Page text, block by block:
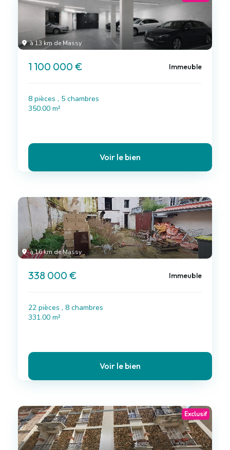
à 13 km de Massy
1 100 000 € Immeuble
8 pièces , 5 chambres
350.00 m²
Voir le bien
à 16 km de Massy
338 000 € Immeuble
22 pièces , 8 chambres
331.00 m²
Voir le bien
Exclusif